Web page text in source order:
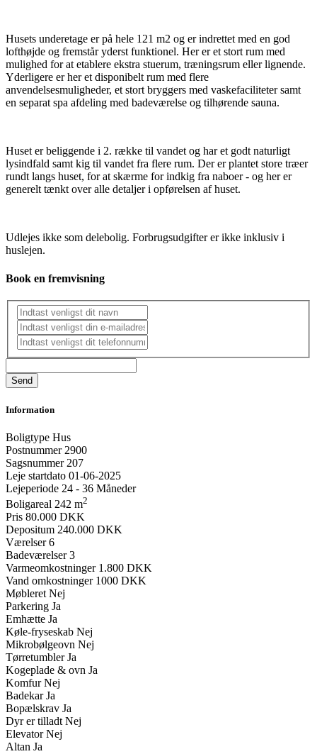
Husets underetage er på hele 121 m2 og er indrettet med en god
lofthøjde og fremstår yderst funktionel. Her er et stort rum med
mulighed for at etablere ekstra stuerum, træningsrum eller lignende.
Yderligere er her et disponibelt rum med flere
anvendelsesmuligheder, et stort bryggers med vaskefaciliteter samt
en separat spa afdeling med badeværelse og tilhørende sauna.
Huset er beliggende i 2. række til vandet og har et godt naturligt
lysindfald samt kig til vandet fra flere rum. Der er plantet store træer
rundt langs huset, for at skærme for indkig fra naboer - og her er
generelt tænkt over alle detaljer i opførelsen af huset.
Udlejes ikke som delebolig. Forbrugsudgifter er ikke inklusiv i
huslejen.
Book en fremvisning
Information
Boligtype Hus
Postnummer 2900
Sagsnummer 207
Leje startdato 01-06-2025
Lejeperiode 24 - 36 Måneder
Boligareal 242 m2
Pris 80.000 DKK
Depositum 240.000 DKK
Værelser 6
Badeværelser 3
Varmeomkostninger 1.800 DKK
Vand omkostninger 1000 DKK
Møbleret Nej
Parkering Ja
Emhætte Ja
Køle-fryseskab Nej
Mikrobølgeovn Nej
Tørretumbler Ja
Kogeplade & ovn Ja
Komfur Nej
Badekar Ja
Bopælskrav Ja
Dyr er tilladt Nej
Elevator Nej
Altan Ja